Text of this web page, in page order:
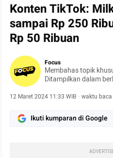
Konten TikTok:
sampai Rp 250
Rp 50 Ribuan
Focus
Membahas topik
Ditampilkan dalam
12 Maret 2024 11:33 WIB · waktu
Ikuti kumparan di Google